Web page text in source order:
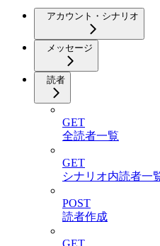
アカウント・シナリオ
メッセージ
読者
GET
全読者一覧
GET
シナリオ内読者一
POST
読者作成